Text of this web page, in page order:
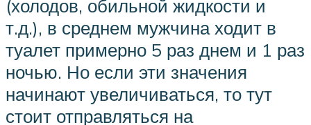
(холодов, обильной жидкости и
т.д.), в среднем мужчина ходит в
туалет примерно 5 раз днем и 1 раз
ночью. Но если эти значения
начинают увеличиваться, то тут
стоит отправляться на